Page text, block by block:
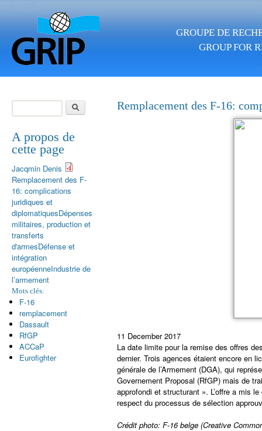
GROUPE DE
GROUP FOR
Remplacement des F-16:
11 December 2017
La date limite pour la remise des offres
dernier. Trois agences étaient encore en
générale de l’Armement (DGA), qui
Governement Proposal (RfGP) mais de
approfondi et structurant ». L’offre a mis
respect du processus de sélection
Crédit photo: F-16 belge (Creative
Search form
A propos de
cette page
Jacqmin Denis
Remplacement des F-
16: complications
juridiques et
diplomatiquesDépenses
militaires, production et
transferts
d'armesDéfense et
intégration
européenneIndustrie de
l’armement
Mots clés:
F-16
remplacement
Dassault
RfGP
ACCaP
Eurofighter